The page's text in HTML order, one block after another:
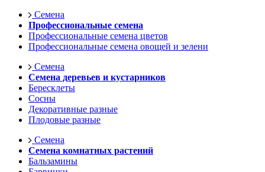
Семена
Профессиональные семена
Профессиональные семена цветов
Профессиональные семена овощей и зелени
Семена
Семена деревьев и кустарников
Бересклеты
Сосны
Декоративные разные
Плодовые разные
Семена
Семена комнатных растений
Бальзамины